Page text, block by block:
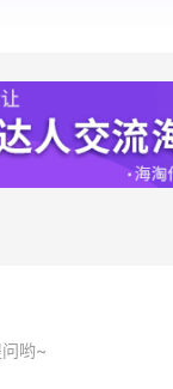
哟~
4%返